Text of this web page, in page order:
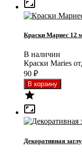

Краски Мариес 12
В наличии
Краски Maries
90 ₽


Декоративная